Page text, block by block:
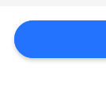
SITEMAP